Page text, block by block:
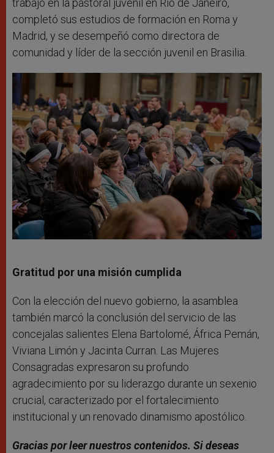
trabajó en la pastoral juvenil en Río de Janeiro,
completó sus estudios de formación en Roma y
Madrid, y se desempeñó como directora de
comunidad y líder de la sección juvenil en Brasilia.
Gratitud por una misión cumplida
Con la elección del nuevo gobierno, la asamblea
también marcó la conclusión del servicio de las
concejalas salientes Elena Bartolomé, África Pemán,
Viviana Limón y Jacinta Curran. Las Mujeres
Consagradas expresaron su profundo
agradecimiento por su liderazgo durante un sexenio
crucial, caracterizado por el fortalecimiento
institucional y un renovado dinamismo apostólico.
Gracias por leer nuestros contenidos. Si deseas